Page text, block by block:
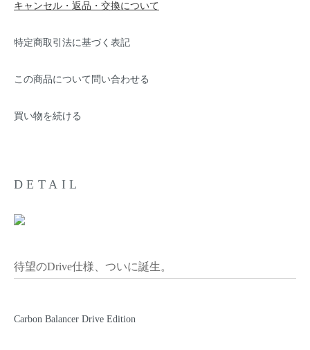
キャンセル・返品・交換について
特定商取引法に基づく表記
この商品について問い合わせる
買い物を続ける
DETAIL
待望のDrive仕様、ついに誕生。
Carbon Balancer Drive Edition